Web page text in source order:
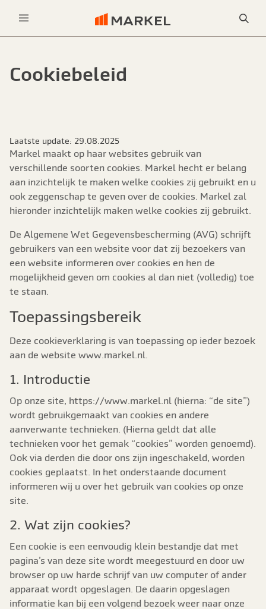
Cookiebeleid
Laatste update: 29.08.2025
Markel maakt op haar websites gebruik van
verschillende soorten cookies. Markel hecht er belang
aan inzichtelijk te maken welke cookies zij gebruikt en u
ook zeggenschap te geven over de cookies. Markel zal
hieronder inzichtelijk maken welke cookies zij gebruikt.
De Algemene Wet Gegevensbescherming (AVG) schrijft
gebruikers van een website voor dat zij bezoekers van
een website informeren over cookies en hen de
mogelijkheid geven om cookies al dan niet (volledig) toe
te staan.
Toepassingsbereik
Deze cookieverklaring is van toepassing op ieder bezoek
aan de website www.markel.nl.
1. Introductie
Op onze site, https://www.markel.nl (hierna: “de site”)
wordt gebruikgemaakt van cookies en andere
aanverwante technieken. (Hierna geldt dat alle
technieken voor het gemak “cookies” worden genoemd).
Ook via derden die door ons zijn ingeschakeld, worden
cookies geplaatst. In het onderstaande document
informeren wij u over het gebruik van cookies op onze
site.
2. Wat zijn cookies?
Een cookie is een eenvoudig klein bestandje dat met
pagina’s van deze site wordt meegestuurd en door uw
browser op uw harde schrijf van uw computer of ander
apparaat wordt opgeslagen. De daarin opgeslagen
informatie kan bij een volgend bezoek weer naar onze